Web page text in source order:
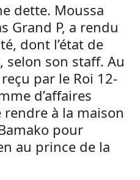
dette. Moussa
Grand P, a rendu
dont l’état de
selon son staff. Au
par le Roi 12-
d’affaires
à la maison
pour
au prince de la